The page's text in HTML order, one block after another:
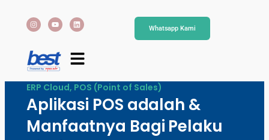
Whatsapp Kami
ERP Cloud, POS (Point of Sales)
Aplikasi POS adalah &
Manfaatnya Bagi Pelaku